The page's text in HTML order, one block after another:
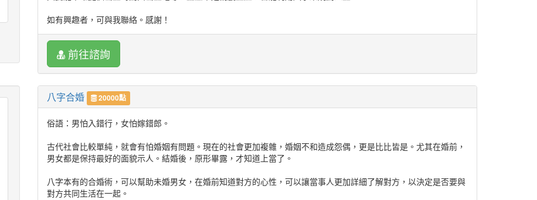
如有興趣者，可與我聯絡。感謝！
前往諮詢
八字合婚 20000點
俗語：男怕入錯行，女怕嫁錯郎。
古代社會比較單純，就會有怕婚姻有問題。現在的社會更加複雜，婚姻不和造成怨偶，更是比比皆是。尤其在婚前，
男女都是保持最好的面貌示人。結婚後，原形畢露，才知道上當了。
八字本有的合婚術，可以幫助未婚男女，在婚前知道對方的心性，可以讓當事人更加詳細了解對方，以決定是否要與
對方共同生活在一起。